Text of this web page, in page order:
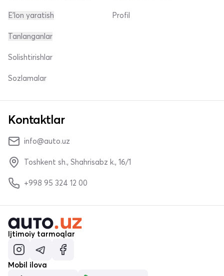
E'lon yaratish Profil
Tanlanganlar
Solishtirishlar
Sozlamalar
Kontaktlar
info@auto.uz
Toshkent sh., Shahrisabz k., 16/1
+998 95 324 12 00
Ijtimoiy tarmoqlar
Mobil ilova